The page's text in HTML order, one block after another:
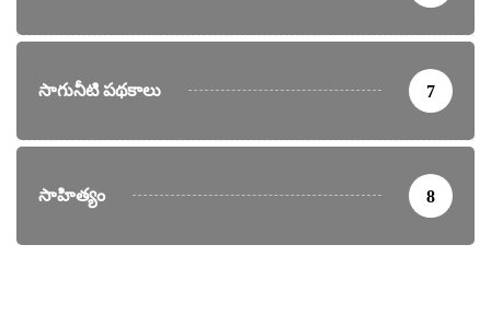
సాగునీటి పథకాలు 7
సాహిత్యం 8